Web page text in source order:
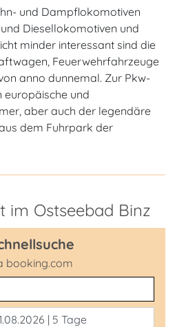
und Dampflokomotiven
Diesellokomotiven und
minder interessant sind die
Feuerwehrfahrzeuge
anno dunnemal. Zur Pkw-
europäische und
aber auch der legendäre
dem Fuhrpark der
im Ostseebad Binz
booking.com
| 5 Tage